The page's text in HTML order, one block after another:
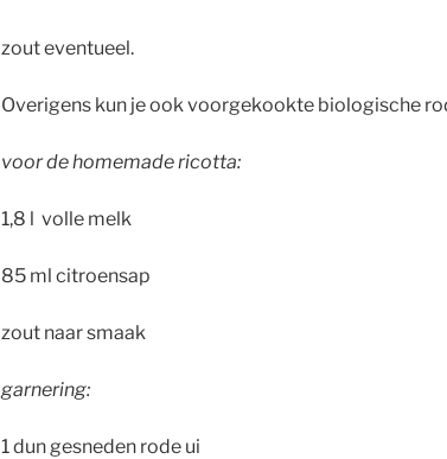
zout eventueel.
Overigens kun je ook voorgekookte biologische
voor de homemade ricotta:
1,8 l volle melk
85 ml citroensap
zout naar smaak
garnering:
1 dun gesneden rode ui